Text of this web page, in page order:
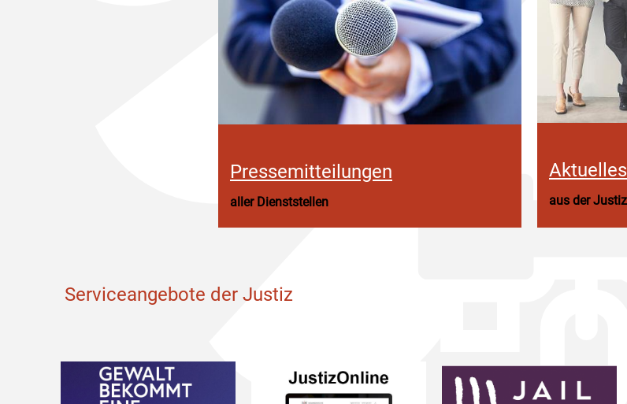
Pressemitteilungen
aller Dienststellen
Aktuelles
aus der Justiz
Serviceangebote der Justiz